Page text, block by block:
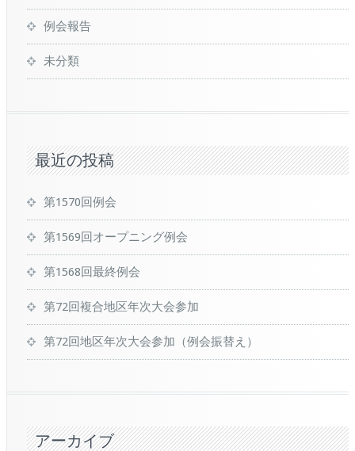
例会報告
未分類
最近の投稿
第1570回例会
第1569回オープニング例会
第1568回最終例会
第72回複合地区年次大会参加
第72回地区年次大会参加（例会振替え）
アーカイブ